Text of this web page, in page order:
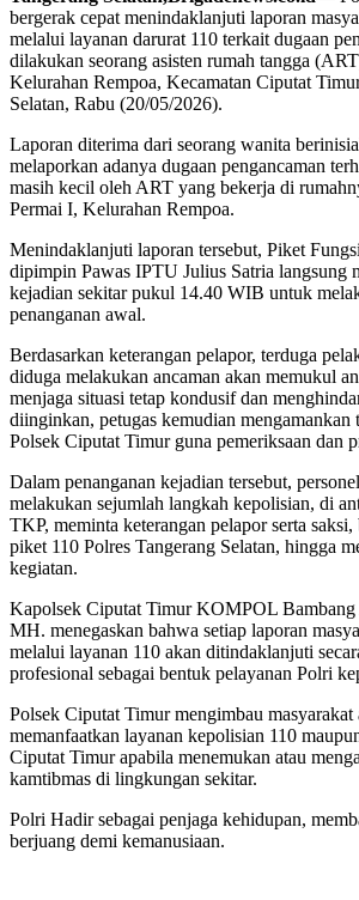
bergerak cepat menindaklanjuti laporan
melalui layanan darurat 110 terkait dugaan
dilakukan seorang asisten rumah tangga
Kelurahan Rempoa, Kecamatan Ciputat
Selatan, Rabu (20/05/2026).
Laporan diterima dari seorang wanita
melaporkan adanya dugaan pengancaman
masih kecil oleh ART yang bekerja di
Permai I, Kelurahan Rempoa.
Menindaklanjuti laporan tersebut, Piket
dipimpin Pawas IPTU Julius Satria langsung
kejadian sekitar pukul 14.40 WIB untuk
penanganan awal.
Berdasarkan keterangan pelapor, terduga
diduga melakukan ancaman akan memukul
menjaga situasi tetap kondusif dan
diinginkan, petugas kemudian mengamankan
Polsek Ciputat Timur guna pemeriksaan dan
Dalam penanganan kejadian tersebut,
melakukan sejumlah langkah kepolisian, di
TKP, meminta keterangan pelapor serta
piket 110 Polres Tangerang Selatan, hingga
kegiatan.
Kapolsek Ciputat Timur KOMPOL
MH. menegaskan bahwa setiap laporan
melalui layanan 110 akan ditindaklanjuti
profesional sebagai bentuk pelayanan Polri
Polsek Ciputat Timur mengimbau masyarakat
memanfaatkan layanan kepolisian 110
Ciputat Timur apabila menemukan atau
kamtibmas di lingkungan sekitar.
Polri Hadir sebagai penjaga kehidupan,
berjuang demi kemanusiaan.